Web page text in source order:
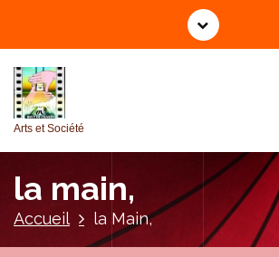
l
e
Arts et Société
la main,
Accueil la Main,